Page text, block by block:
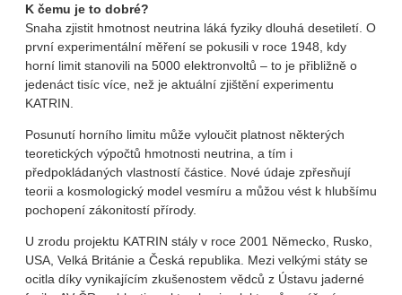
K čemu je to dobré?
Snaha zjistit hmotnost neutrina láká fyziky dlouhá desetiletí. O
první experimentální měření se pokusili v roce 1948, kdy
horní limit stanovili na 5000 elektronvoltů – to je přibližně o
jedenáct tisíc více, než je aktuální zjištění experimentu
KATRIN.
Posunutí horního limitu může vyloučit platnost některých
teoretických výpočtů hmotnosti neutrina, a tím i
předpokládaných vlastností částice. Nové údaje zpřesňují
teorii a kosmologický model vesmíru a můžou vést k hlubšímu
pochopení zákonitostí přírody.
U zrodu projektu KATRIN stály v roce 2001 Německo, Rusko,
USA, Velká Británie a Česká republika. Mezi velkými státy se
ocitla díky vynikajícím zkušenostem vědců z Ústavu jaderné